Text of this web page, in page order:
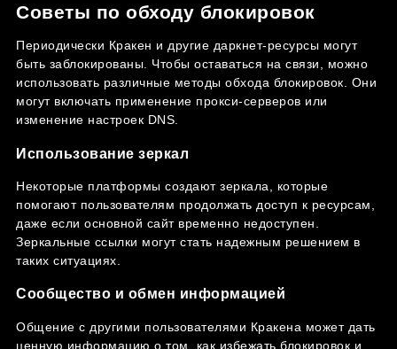
Советы по обходу блокировок
Периодически Кракен и другие даркнет-ресурсы могут
быть заблокированы. Чтобы оставаться на связи, можно
использовать различные методы обхода блокировок. Они
могут включать применение прокси-серверов или
изменение настроек DNS.
Использование зеркал
Некоторые платформы создают зеркала, которые
помогают пользователям продолжать доступ к ресурсам,
даже если основной сайт временно недоступен.
Зеркальные ссылки могут стать надежным решением в
таких ситуациях.
Сообщество и обмен информацией
Общение с другими пользователями Кракена может дать
ценную информацию о том, как избежать блокировок и